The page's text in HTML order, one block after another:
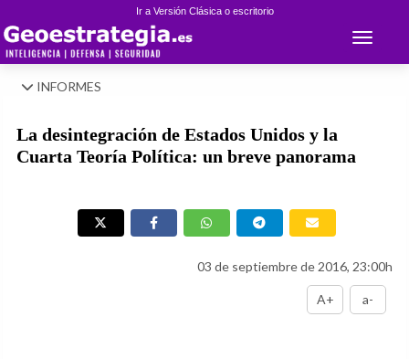
Ir a Versión Clásica o escritorio
Toggle
INFORMES
La desintegración de Estados Unidos y la
Cuarta Teoría Política: un breve panorama
03 de septiembre de 2016, 23:00h
A+ a-